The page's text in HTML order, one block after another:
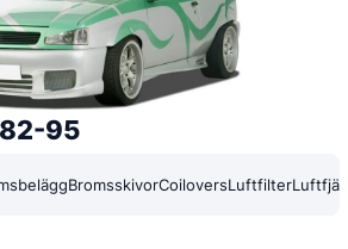
95
BromsskivorCoiloversLuftfilter